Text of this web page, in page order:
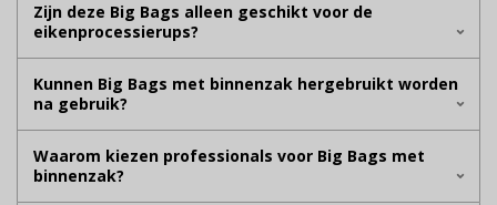
Zijn deze Big Bags alleen geschikt voor de
eikenprocessierups?
Kunnen Big Bags met binnenzak hergebruikt worden
na gebruik?
Waarom kiezen professionals voor Big Bags met
binnenzak?